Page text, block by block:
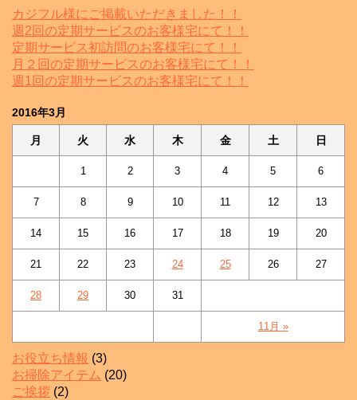
カジフル様にご掲載いただきました！！
週2回の定期サービスのお客様宅にて！！
定期サービス初訪問のお客様宅にて！！
月２回の定期サービスのお客様宅にて！！
週1回の定期サービスのお客様宅にて！！
2016年3月
月 火 水 木 金 土 日
11月 »
1 2 3 4 5 6
7 8 9 10 11 12 13
14 15 16 17 18 19 20
21 22 23 24 25 26 27
28 29 30 31
お役立ち情報 (3)
お掃除アイテム (20)
ご挨拶 (2)